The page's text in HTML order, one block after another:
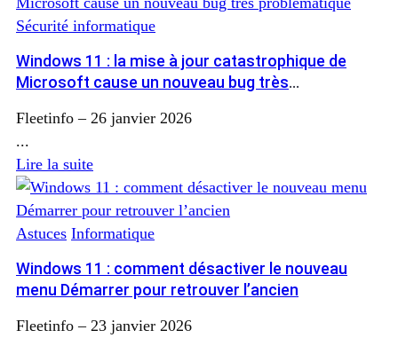
Sécurité informatique
Windows 11 : la mise à jour catastrophique de
Microsoft cause un nouveau bug très
Fleetinfo – 26 janvier 2026
...
Lire la suite
Astuces Informatique
Windows 11 : comment désactiver le nouveau
menu Démarrer pour retrouver l’ancien
Fleetinfo – 23 janvier 2026